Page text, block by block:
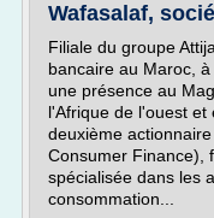
Wafasalaf,
Filiale du groupe
bancaire au Maroc,
une présence au
l'Afrique de l'ouest et
deuxième
Consumer Finance),
spécialisée dans les
consommation...